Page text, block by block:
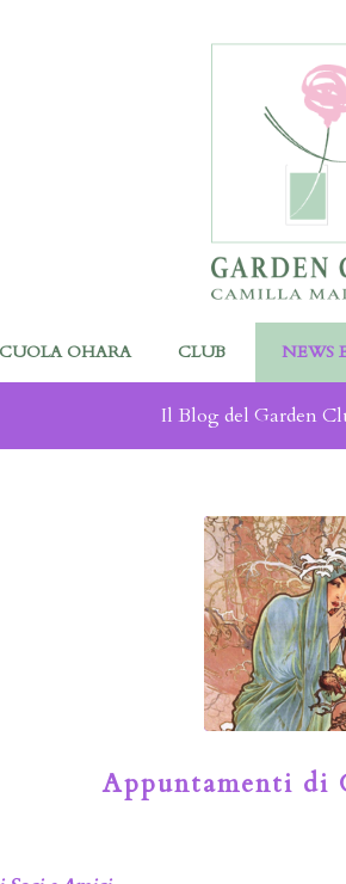
OHARA CLUB NEWS
Il Blog del Garden
Appuntamenti di